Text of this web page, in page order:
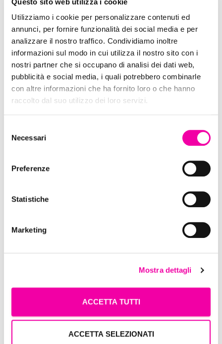
Utilizziamo i cookie per personalizzare contenuti ed
annunci, per fornire funzionalità dei social media e per
analizzare il nostro traffico. Condividiamo inoltre
informazioni sul modo in cui utilizza il nostro sito con i
nostri partner che si occupano di analisi dei dati web,
pubblicità e social media, i quali potrebbero combinarle
con altre informazioni che ha fornito loro o che hanno
raccolto dal suo utilizzo dei loro servizi.
delNecessari
Preferenze
Statistiche
Marketing
Mostra dettagli
ACCETTA TUTTI
ACCETTA SELEZIONATI
Edreams
Oslo Skin Lab